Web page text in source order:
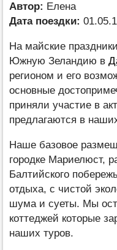
Автор: Елена
Дата поездки:
На майские
Южную Зеландию в
регионом и его
основные
приняли участие в
предлагаются в
Наше базовое
городке Мариелюст,
Балтийского
отдыха, с чистой
шума и суеты. Мы
коттеджей которые
наших туров.